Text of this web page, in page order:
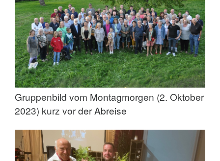
Gruppenbild vom Montagmorgen (2. Oktober
2023) kurz vor der Abreise